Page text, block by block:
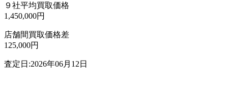
９社平均買取価格
1,450,000円
店舗間買取価格差
125,000円
査定日:2026年06月12日